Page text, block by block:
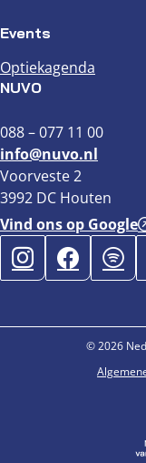
Events
Optiekagenda
NUVO
088 – 077 11 00
info@nuvo.nl
Voorveste 2
3992 DC Houten
Vind ons op Google
© 2026